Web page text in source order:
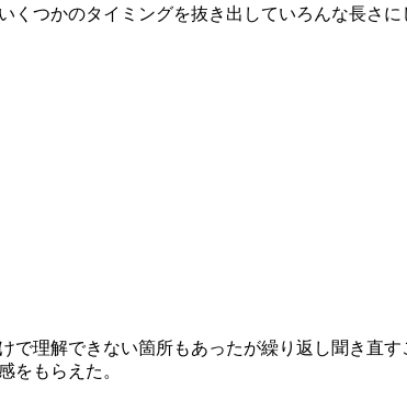
つかのタイミングを抜き出していろんな長さ
理解できない箇所もあったが繰り返し聞き直す
をもらえた。